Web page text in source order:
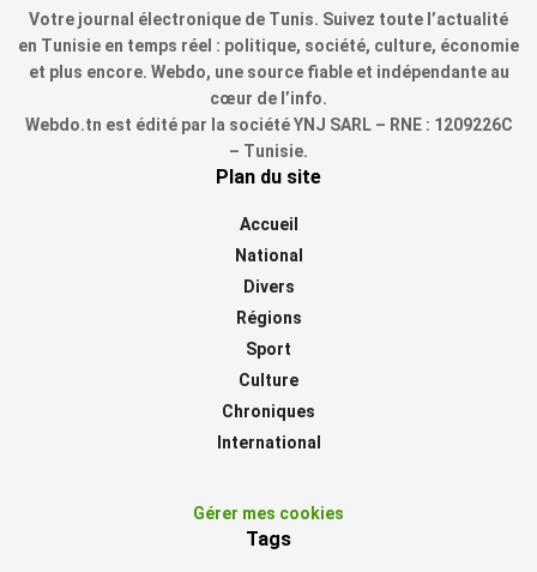
Votre journal électronique de Tunis. Suivez toute l’actualité
en Tunisie en temps réel : politique, société, culture, économie
et plus encore. Webdo, une source fiable et indépendante au
cœur de l’info.
Webdo.tn est édité par la société YNJ SARL – RNE : 1209226C
– Tunisie.
Plan du site
Accueil
National
Divers
Régions
Sport
Culture
Chroniques
International
Gérer mes cookies
Tags